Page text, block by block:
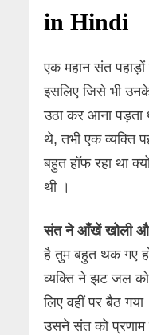
in Hindi
एक महान संत
इसलिए जिसे भी
उठा कर आना पड़ता
थे, तभी एक व्यक्ति
बहुत हॉफ रहा था
थी ।
संत ने आँखें खोली
है तुम बहुत थक गए
व्यक्ति ने झट जल
लिए वहीं पर बैठ
उसने संत को प्रणाम